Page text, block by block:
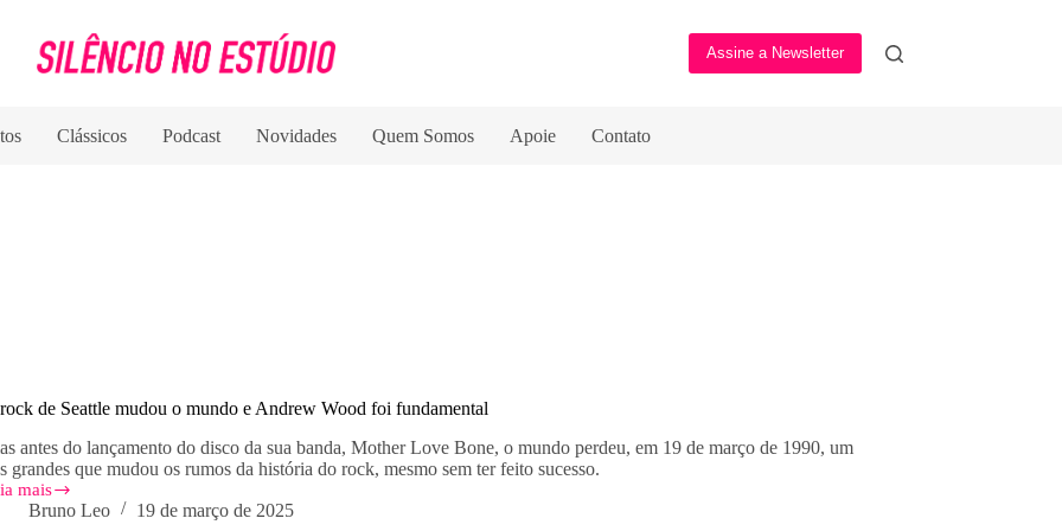
Assine a Newsletter
Clássicos Podcast Novidades Quem Somos Apoie Contato
de Seattle mudou o mundo e Andrew Wood foi fundamental
antes do lançamento do disco da sua banda, Mother Love Bone, o mundo perdeu, em 19 de março de 1990, um
grandes que mudou os rumos da história do rock, mesmo sem ter feito sucesso.
mais
Bruno Leo 19 de março de 2025